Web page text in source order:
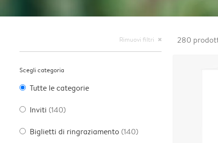
Rimuovi filtri close
Scegli categoria
Tutte le categorie
Inviti (140)
Biglietti di ringraziamento (140)
280